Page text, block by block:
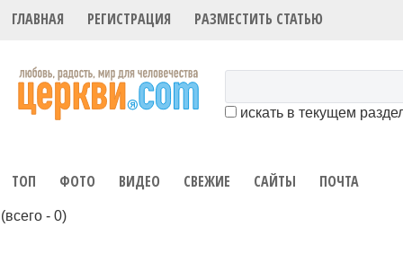
ГЛАВНАЯ РЕГИСТРАЦИЯ РАЗМЕСТИТЬ СТАТЬЮ
искать в текущем
ТОП ФОТО ВИДЕО СВЕЖИЕ САЙТЫ ПОЧТА
(всего - 0)